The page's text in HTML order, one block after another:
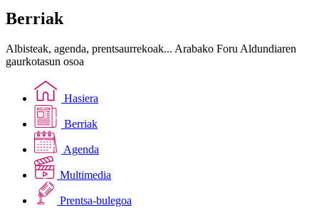
Berriak
Albisteak, agenda, prentsaurrekoak... Arabako Foru Aldundiaren
gaurkotasun osoa
Hasiera
Berriak
Agenda
Multimedia
Prentsa-bulegoa